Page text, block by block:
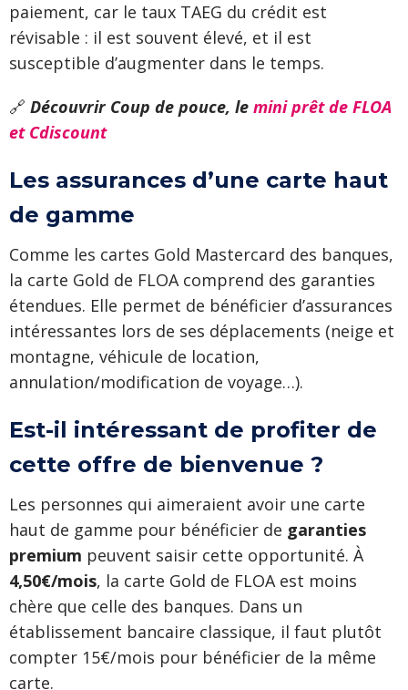
paiement, car le taux TAEG du crédit est
révisable : il est souvent élevé, et il est
susceptible d’augmenter dans le temps.
🔗 Découvrir Coup de pouce, le mini prêt de FLOA
et Cdiscount
Les assurances d’une carte haut
de gamme
Comme les cartes Gold Mastercard des banques,
la carte Gold de FLOA comprend des garanties
étendues. Elle permet de bénéficier d’assurances
intéressantes lors de ses déplacements (neige et
montagne, véhicule de location,
annulation/modification de voyage…).
Est-il intéressant de profiter de
cette offre de bienvenue ?
Les personnes qui aimeraient avoir une carte
haut de gamme pour bénéficier de garanties
premium peuvent saisir cette opportunité. À
4,50€/mois, la carte Gold de FLOA est moins
chère que celle des banques. Dans un
établissement bancaire classique, il faut plutôt
compter 15€/mois pour bénéficier de la même
carte.